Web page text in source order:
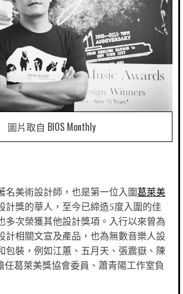
圖片取自 BIOS Monthly
名美術設計師，也是第一位入圍葛萊美
計獎的華人，至今已締造5度入圍的佳
多次榮獲其他設計獎項。入行以來曾為
計相關文宣及產品，也為無數音樂人設
包裝，例如江蕙、五月天、張震嶽、陳
葛萊美獎協會委員、蕭青陽工作室負